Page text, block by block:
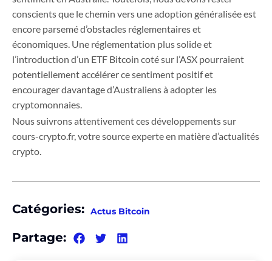
conscients que le chemin vers une adoption généralisée est
encore parsemé d’obstacles réglementaires et
économiques. Une réglementation plus solide et
l’introduction d’un ETF Bitcoin coté sur l’ASX pourraient
potentiellement accélérer ce sentiment positif et
encourager davantage d’Australiens à adopter les
cryptomonnaies.
Nous suivrons attentivement ces développements sur
cours-crypto.fr, votre source experte en matière d’actualités
crypto.
Catégories: Actus Bitcoin
Partage: